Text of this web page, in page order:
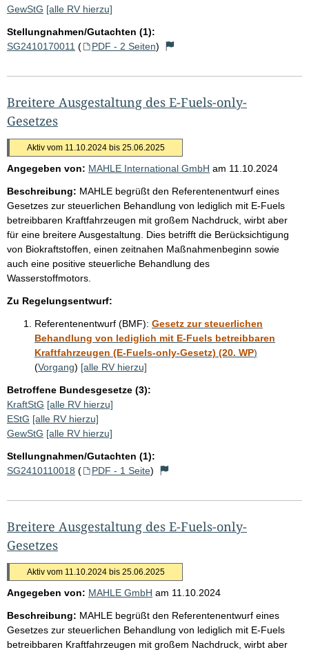
GewStG [alle RV hierzu]
Stellungnahmen/Gutachten (1):
SG2410170011 ( PDF - 2 Seiten)
Breitere Ausgestaltung des E-Fuels-only-
Gesetzes
Aktiv vom 11.10.2024 bis 25.06.2025
Angegeben von: MAHLE International GmbH am 11.10.2024
Beschreibung: MAHLE begrüßt den Referentenentwurf eines
Gesetzes zur steuerlichen Behandlung von lediglich mit E-Fuels
betreibbaren Kraftfahrzeugen mit großem Nachdruck, wirbt aber
für eine breitere Ausgestaltung. Dies betrifft die Berücksichtigung
von Biokraftstoffen, einen zeitnahen Maßnahmenbeginn sowie
auch eine positive steuerliche Behandlung des
Wasserstoffmotors.
Zu Regelungsentwurf:
Referentenentwurf (BMF): Gesetz zur steuerlichen
Behandlung von lediglich mit E-Fuels betreibbaren
Kraftfahrzeugen (E-Fuels-only-Gesetz) (20. WP)
(Vorgang) [alle RV hierzu]
Betroffene Bundesgesetze (3):
KraftStG [alle RV hierzu]
EStG [alle RV hierzu]
GewStG [alle RV hierzu]
Stellungnahmen/Gutachten (1):
SG2410110018 ( PDF - 1 Seite)
Breitere Ausgestaltung des E-Fuels-only-
Gesetzes
Aktiv vom 11.10.2024 bis 25.06.2025
Angegeben von: MAHLE GmbH am 11.10.2024
Beschreibung: MAHLE begrüßt den Referentenentwurf eines
Gesetzes zur steuerlichen Behandlung von lediglich mit E-Fuels
betreibbaren Kraftfahrzeugen mit großem Nachdruck, wirbt aber